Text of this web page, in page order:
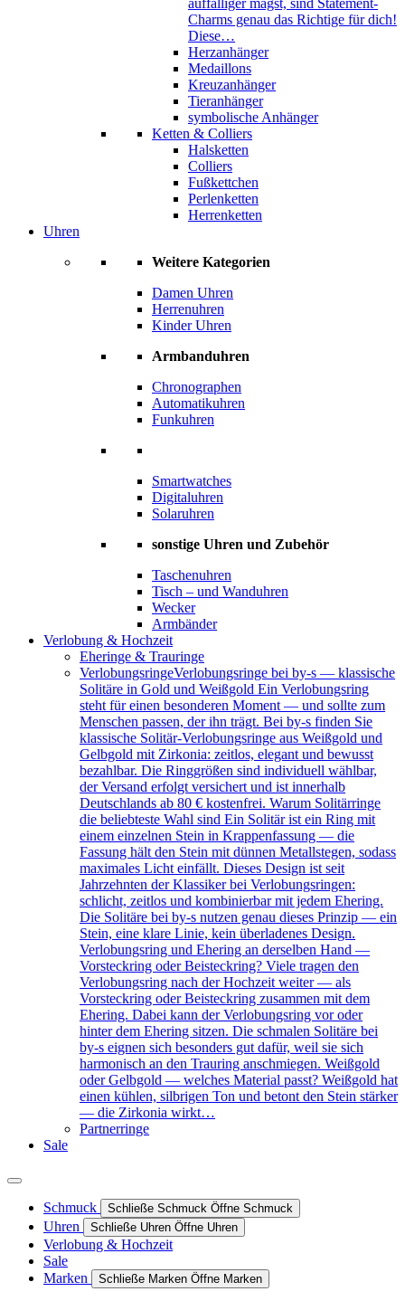
auffälliger magst, sind Statement-
Charms genau das Richtige für dich!
Diese…
Herzanhänger
Medaillons
Kreuzanhänger
Tieranhänger
symbolische Anhänger
Ketten & Colliers
Halsketten
Colliers
Fußkettchen
Perlenketten
Herrenketten
Uhren
Weitere Kategorien
Damen Uhren
Herrenuhren
Kinder Uhren
Armbanduhren
Chronographen
Automatikuhren
Funkuhren
Smartwatches
Digitaluhren
Solaruhren
sonstige Uhren und Zubehör
Taschenuhren
Tisch – und Wanduhren
Wecker
Armbänder
Verlobung & Hochzeit
Eheringe & Trauringe
VerlobungsringeVerlobungsringe bei by-s — klassische
Solitäre in Gold und Weißgold Ein Verlobungsring
steht für einen besonderen Moment — und sollte zum
Menschen passen, der ihn trägt. Bei by-s finden Sie
klassische Solitär-Verlobungsringe aus Weißgold und
Gelbgold mit Zirkonia: zeitlos, elegant und bewusst
bezahlbar. Die Ringgrößen sind individuell wählbar,
der Versand erfolgt versichert und ist innerhalb
Deutschlands ab 80 € kostenfrei. Warum Solitärringe
die beliebteste Wahl sind Ein Solitär ist ein Ring mit
einem einzelnen Stein in Krappenfassung — die
Fassung hält den Stein mit dünnen Metallstegen, sodass
maximales Licht einfällt. Dieses Design ist seit
Jahrzehnten der Klassiker bei Verlobungsringen:
schlicht, zeitlos und kombinierbar mit jedem Ehering.
Die Solitäre bei by-s nutzen genau dieses Prinzip — ein
Stein, eine klare Linie, kein überladenes Design.
Verlobungsring und Ehering an derselben Hand —
Vorsteckring oder Beisteckring? Viele tragen den
Verlobungsring nach der Hochzeit weiter — als
Vorsteckring oder Beisteckring zusammen mit dem
Ehering. Dabei kann der Verlobungsring vor oder
hinter dem Ehering sitzen. Die schmalen Solitäre bei
by-s eignen sich besonders gut dafür, weil sie sich
harmonisch an den Trauring anschmiegen. Weißgold
oder Gelbgold — welches Material passt? Weißgold hat
einen kühlen, silbrigen Ton und betont den Stein stärker
— die Zirkonia wirkt…
Partnerringe
Sale
Schmuck Schließe Schmuck Öffne Schmuck
Uhren Schließe Uhren Öffne Uhren
Verlobung & Hochzeit
Sale
Marken
Schließe Marken Öffne Marken